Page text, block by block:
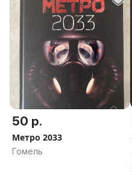
50 р.
Метро 2033
Гомель